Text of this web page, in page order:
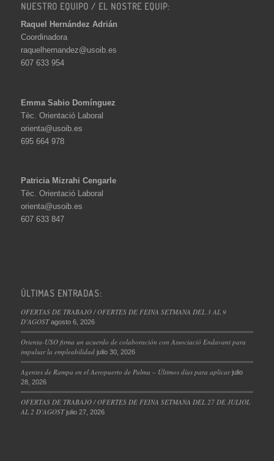
NUESTRO EQUIPO / EL NOSTRE EQUIP:
Raquel Hernández Adrián
Coordinadora
raquelhernandez@usoib.es
607 633 954
Emma Sabio Domínguez
Tèc. Orientació Laboral
orienta@usoib.es
695 664 978
Patricia Mizrahi Cengarle
Tèc. Orientació Laboral
orienta@usoib.es
607 633 847
ÚLTIMAS ENTRADAS:
OFERTAS DE TRABAJO / OFERTES DE FEINA SETMANA DEL 3 AL 9
D’AGOST agosto 6, 2026
Orienta-USO firma un acuerdo de colaboración con Associació Endavant para
impulsar la empleabilidad julio 30, 2026
Agentes de Rampa en el Aeropuerto de Palma – Últimos días para aplicar julio
28, 2026
OFERTAS DE TRABAJO / OFERTES DE FEINA SETMANA DEL 27 DE JULIOL
AL 2 D’AGOST julio 27, 2026